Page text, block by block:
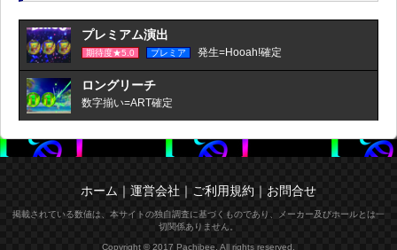
プレミアム演出
期待度★5.0 プレミア 発生=Hooah!確定
ロングリーチ
数字揃い=ART確定
ホーム ｜ 運営会社 ｜ ご利用規約 ｜ お問合せ
掲載されている数値は、本サイトの独自調査に基づくものであり、メーカー及びホールとは一
切関係ありません。
Copyright © 2017 Pachibee. All rights reserved.